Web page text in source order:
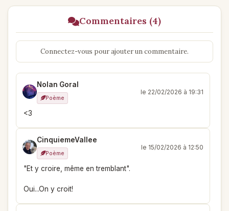
Commentaires (4)
Connectez-vous pour ajouter un commentaire.
Nolan Goral
Poème
le 22/02/2026 à 19:31
<3
CinquiemeVallee
Poème
le 15/02/2026 à 12:50
"Et y croire, même en tremblant".
Oui...On y croit!